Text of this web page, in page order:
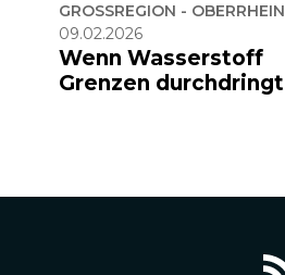
GROSSREGION - OBERRHEIN
09.02.2026
Wenn Wasserstoff
Grenzen durchdringt